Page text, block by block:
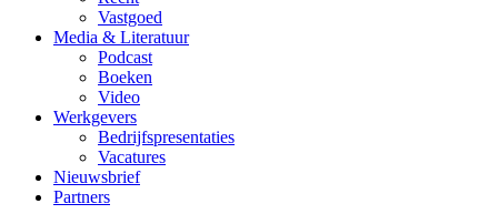
Vastgoed
Media & Literatuur
Podcast
Boeken
Video
Werkgevers
Bedrijfspresentaties
Vacatures
Nieuwsbrief
Partners